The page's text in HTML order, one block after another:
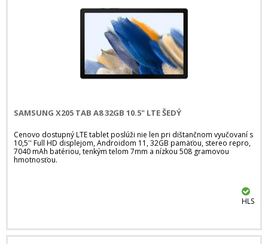
SAMSUNG X205 TAB A8 32GB 10.5" LTE ŠEDÝ
Cenovo dostupný LTE tablet poslúži nie len pri dištančnom vyučovaní s
10,5'' Full HD displejom, Androidom 11, 32GB pamäťou, stereo repro,
7040 mAh batériou, tenkým telom 7mm a nízkou 508 gramovou
hmotnosťou.
HLS